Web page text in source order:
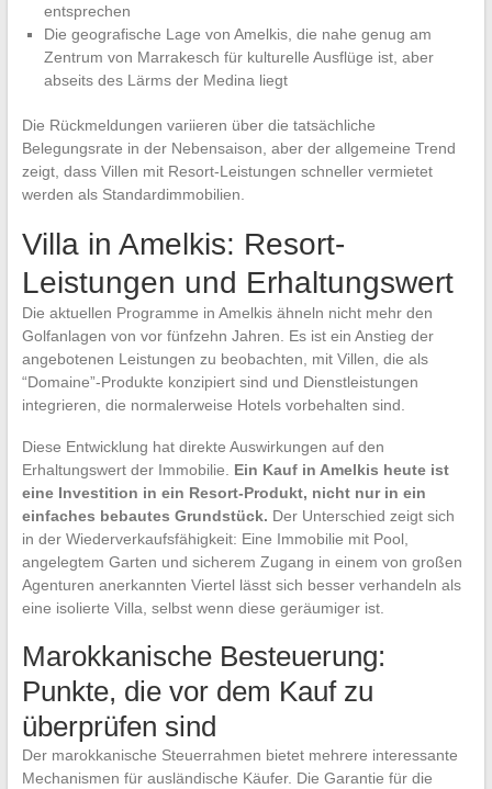
entsprechen
Die geografische Lage von Amelkis, die nahe genug am
Zentrum von Marrakesch für kulturelle Ausflüge ist, aber
abseits des Lärms der Medina liegt
Die Rückmeldungen variieren über die tatsächliche
Belegungsrate in der Nebensaison, aber der allgemeine Trend
zeigt, dass Villen mit Resort-Leistungen schneller vermietet
werden als Standardimmobilien.
Villa in Amelkis: Resort-
Leistungen und Erhaltungswert
Die aktuellen Programme in Amelkis ähneln nicht mehr den
Golfanlagen von vor fünfzehn Jahren. Es ist ein Anstieg der
angebotenen Leistungen zu beobachten, mit Villen, die als
“Domaine”-Produkte konzipiert sind und Dienstleistungen
integrieren, die normalerweise Hotels vorbehalten sind.
Diese Entwicklung hat direkte Auswirkungen auf den
Erhaltungswert der Immobilie. Ein Kauf in Amelkis heute ist
eine Investition in ein Resort-Produkt, nicht nur in ein
einfaches bebautes Grundstück. Der Unterschied zeigt sich
in der Wiederverkaufsfähigkeit: Eine Immobilie mit Pool,
angelegtem Garten und sicherem Zugang in einem von großen
Agenturen anerkannten Viertel lässt sich besser verhandeln als
eine isolierte Villa, selbst wenn diese geräumiger ist.
Marokkanische Besteuerung:
Punkte, die vor dem Kauf zu
überprüfen sind
Der marokkanische Steuerrahmen bietet mehrere interessante
Mechanismen für ausländische Käufer. Die Garantie für die